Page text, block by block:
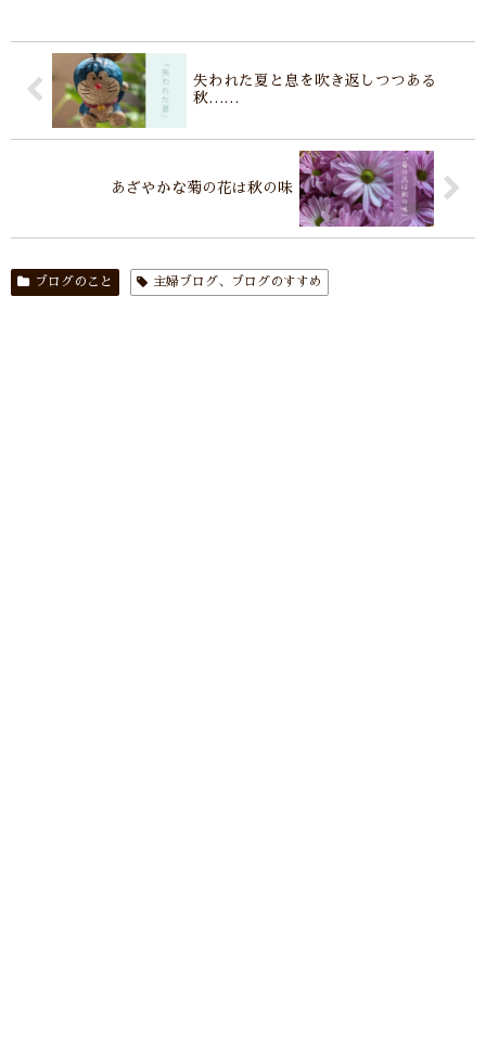
失われた夏と息を吹き返しつつある
秋……
あざやかな菊の花は秋の味
ブログのこと 主婦ブログ、ブログのすすめ